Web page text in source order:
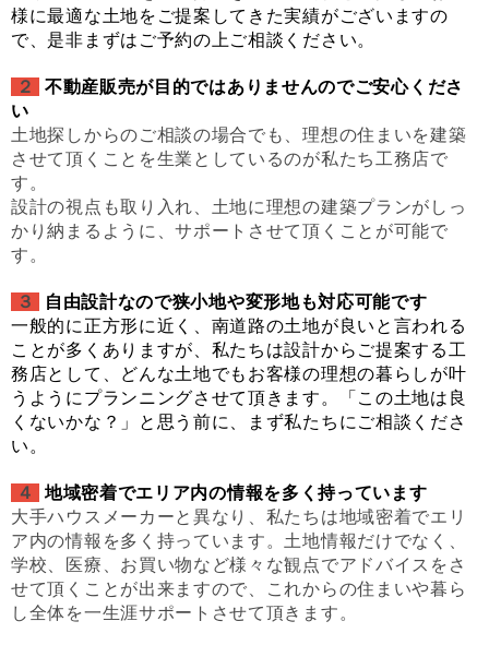
様に最適な土地をご提案してきた実績がございますの
で、是非まずはご予約の上ご相談ください。
２
不動産販売が目的ではありませんのでご安心くださ
い
土地探しからのご相談の場合でも、理想の住まいを建築
させて頂くことを生業としているのが私たち工務店で
す。
設計の視点も取り入れ、土地に理想の建築プランがしっ
かり納まるように、サポートさせて頂くことが可能で
す。
３
自由設計なので狭小地や変形地も対応可能です
一般的に正方形に近く、南道路の土地が良いと言われる
ことが多くありますが、私たちは設計からご提案する工
務店として、どんな土地でもお客様の理想の暮らしが叶
うようにプランニングさせて頂きます。「この土地は良
くないかな？」と思う前に、まず私たちにご相談くださ
い。
４
地域密着でエリア内の情報を多く持っています
大手ハウスメーカーと異なり、私たちは地域密着でエリ
ア内の情報を多く持っています。土地情報だけでなく、
学校、医療、お買い物など様々な観点でアドバイスをさ
せて頂くことが出来ますので、これからの住まいや暮ら
し全体を一生涯サポートさせて頂きます。